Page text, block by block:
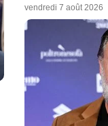
vendredi 7 août 2026